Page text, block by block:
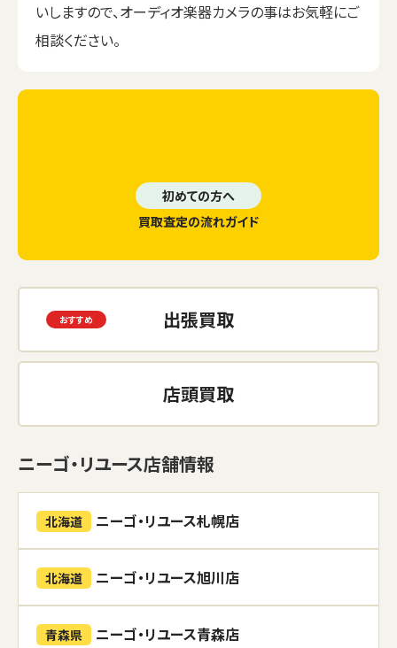
いしますので、オーディオ楽器カメラの事はお気軽にご
相談ください。
初めての方へ
買取査定の流れガイド
出張買取
店頭買取
ニーゴ・リユース店舗情報
北海道 ニーゴ・リユース札幌店
北海道 ニーゴ・リユース旭川店
青森県 ニーゴ・リユース青森店